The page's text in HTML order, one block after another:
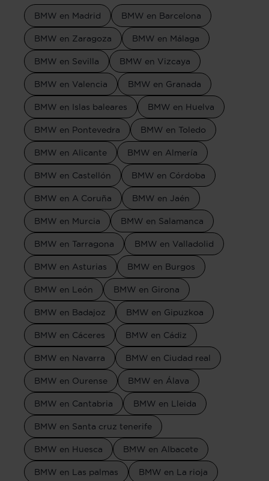
BMW en Madrid BMW en Barcelona
BMW en Zaragoza BMW en Málaga
BMW en Sevilla BMW en Vizcaya
BMW en Valencia BMW en Granada
BMW en Islas baleares BMW en Huelva
BMW en Pontevedra BMW en Toledo
BMW en Alicante BMW en Almería
BMW en Castellón BMW en Córdoba
BMW en A Coruña BMW en Jaén
BMW en Murcia BMW en Salamanca
BMW en Tarragona BMW en Valladolid
BMW en Asturias BMW en Burgos
BMW en León BMW en Girona
BMW en Badajoz BMW en Gipuzkoa
BMW en Cáceres BMW en Cádiz
BMW en Navarra BMW en Ciudad real
BMW en Ourense BMW en Álava
BMW en Cantabria BMW en Lleida
BMW en Santa cruz tenerife
BMW en Huesca BMW en Albacete
BMW en Las palmas BMW en La rioja